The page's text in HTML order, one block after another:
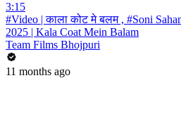
3:15
#Video | काला कोट मे बलम , #Soni
2025 | Kala Coat Mein Balam
Team Films Bhojpuri
11 months ago